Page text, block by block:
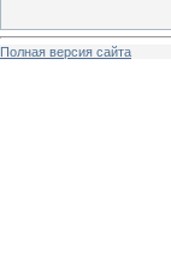
Полная версия сайта